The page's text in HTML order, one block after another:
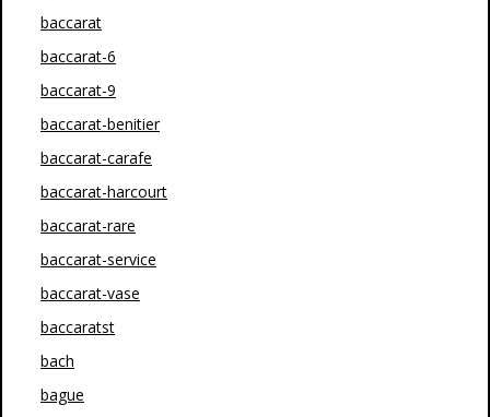
baccarat
baccarat-6
baccarat-9
baccarat-benitier
baccarat-carafe
baccarat-harcourt
baccarat-rare
baccarat-service
baccarat-vase
baccaratst
bach
bague